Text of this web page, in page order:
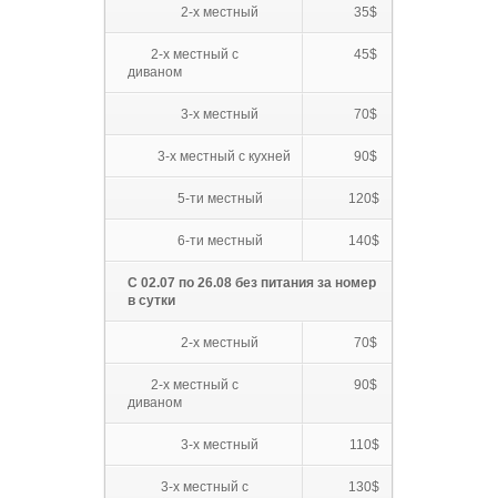
2-х местный 35$
2-х местный с
диваном
45$
3-х местный 70$
3-х местный с кухней 90$
5-ти местный 120$
6-ти местный 140$
С 02.07 по 26.08 без питания за номер
в сутки
2-х местный 70$
2-х местный с
диваном
90$
3-х местный 110$
3-х местный с
130$